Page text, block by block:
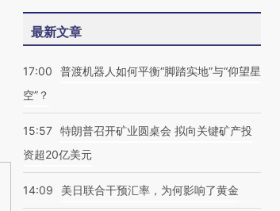
最新文章
17:00
普渡机器人如何平衡“脚踏实地”与“仰望星
空”？
15:57 特朗普召开矿业圆桌会 拟向关键矿产投
资超20亿美元
14:09 美日联合干预汇率，为何影响了黄金